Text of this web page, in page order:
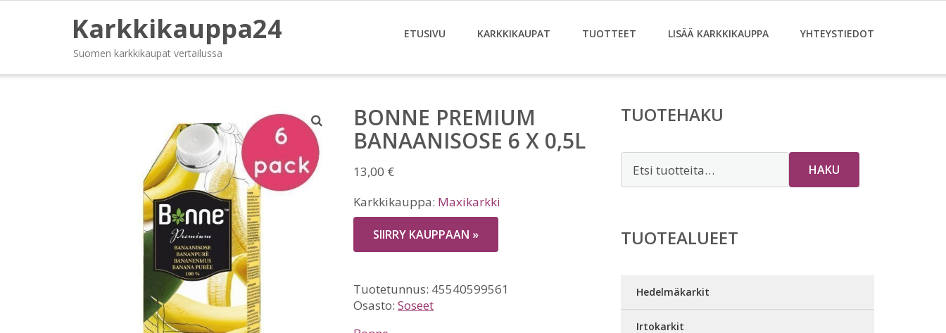
Karkkikauppa24
Suomen karkkikaupat vertailussa
ETUSIVU KARKKIKAUPAT TUOTTEET LISÄÄ KARKKIKAUPPA YHTEYSTIEDOT
BONNE PREMIUM
BANAANISOSE 6 X 0,5L
13,00 €
Karkkikauppa: Maxikarkki
SIIRRY KAUPPAAN »
Tuotetunnus: 45540599561
Osasto: Soseet
TUOTEHAKU
HAKU
TUOTEALUEET
Hedelmäkarkit
Irtokarkit